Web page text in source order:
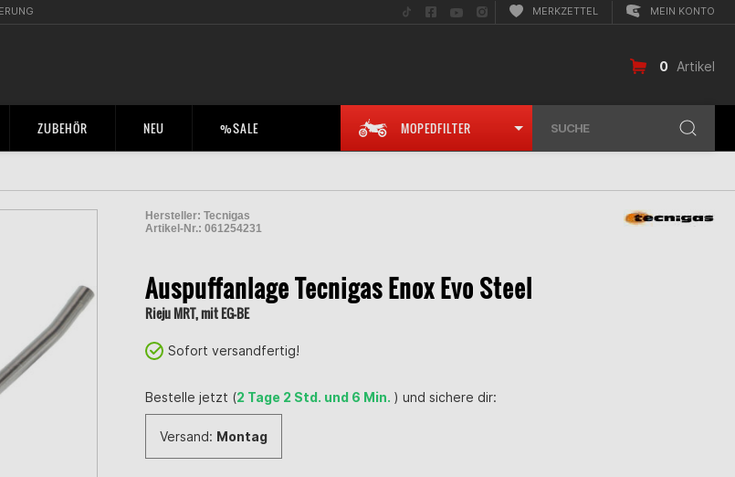
Folge
uns
Folge
uns
Folge
uns
Folge
uns
MERKZETTEL MEIN KONTO
0 Artikel
ZUBEHÖR NEU %SALE MOPEDFILTER SUCHE
Hersteller: Tecnigas
Artikel-Nr.: 061254231
Auspuffanlage Tecnigas Enox Evo Steel
Rieju MRT, mit EG-BE
Sofort versandfertig!
Bestelle jetzt (2 Tage 2 Std. und 6 Min. ) und sichere dir:
Versand: Montag